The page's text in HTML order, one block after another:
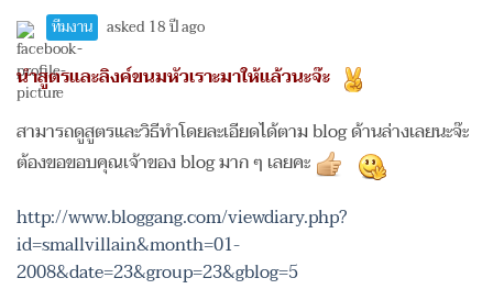
ทีมงาน asked 18 ปี ago
นำสูตรและลิงค์ขนมหัวเราะมาให้แล้วนะจ๊ะ
สามารถดูสูตรและวิธีทำโดยละเอียดได้ตาม blog ด้านล่างเลยนะจ๊ะ
ต้องขอขอบคุณเจ้าของ blog มาก ๆ เลยคะ
http://www.bloggang.com/viewdiary.php?
id=smallvillain&month=01-
2008&date=23&group=23&gblog=5